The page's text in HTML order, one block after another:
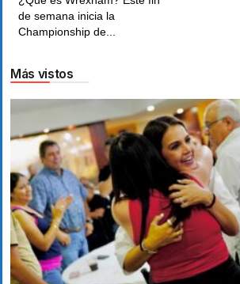
de semana inicia la
Championship de...
Más vistos